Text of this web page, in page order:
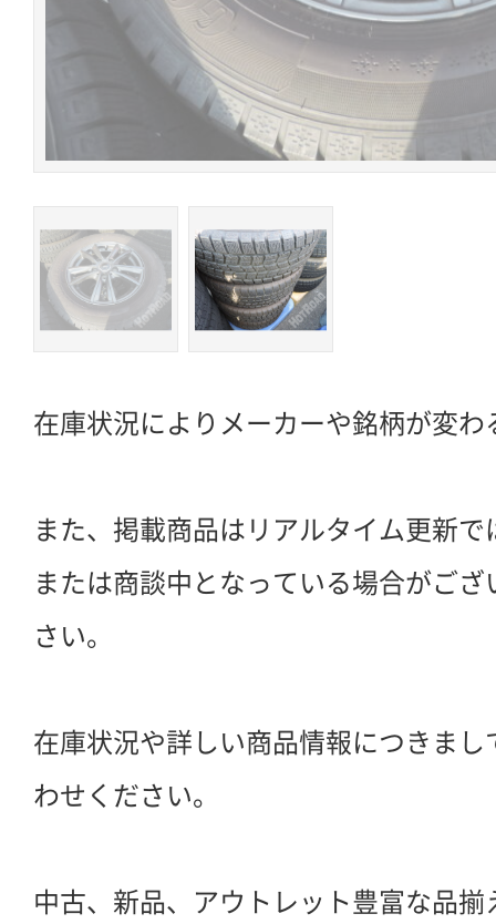
在庫状況によりメーカーや銘柄が変
また、掲載商品はリアルタイム更新
または商談中となっている場合がご
さい。
在庫状況や詳しい商品情報につきま
わせください。
中古、新品、アウトレット豊富な品揃